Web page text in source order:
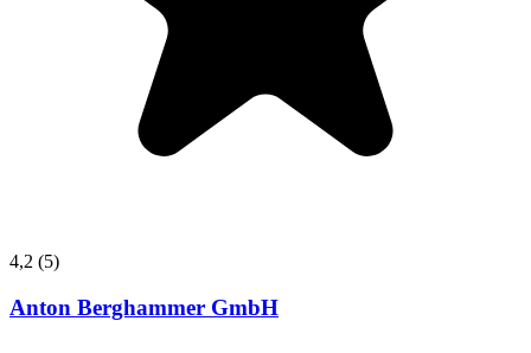
4,2 (5)
Anton Berghammer GmbH